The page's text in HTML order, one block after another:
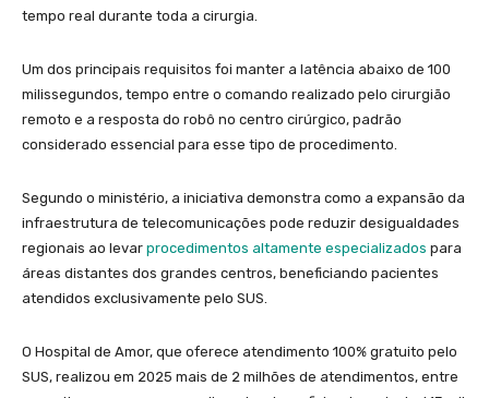
tempo real durante toda a cirurgia.
Um dos principais requisitos foi manter a latência abaixo de 100
milissegundos, tempo entre o comando realizado pelo cirurgião
remoto e a resposta do robô no centro cirúrgico, padrão
considerado essencial para esse tipo de procedimento.
Segundo o ministério, a iniciativa demonstra como a expansão da
infraestrutura de telecomunicações pode reduzir desigualdades
regionais ao levar procedimentos altamente especializados para
áreas distantes dos grandes centros, beneficiando pacientes
atendidos exclusivamente pelo SUS.
O Hospital de Amor, que oferece atendimento 100% gratuito pelo
SUS, realizou em 2025 mais de 2 milhões de atendimentos, entre